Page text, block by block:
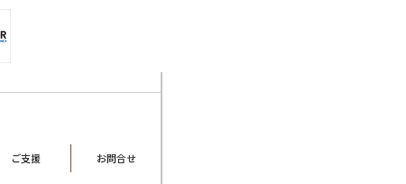
ご支援 お問合せ